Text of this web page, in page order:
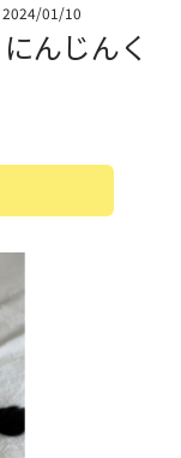
2024/01/10
んじんく